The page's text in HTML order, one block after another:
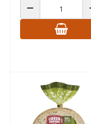
ANZAHL VERRINGERN